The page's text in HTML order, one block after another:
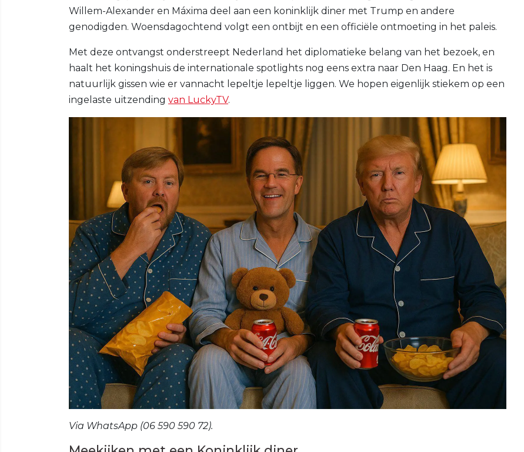
Willem-Alexander en Máxima deel aan een koninklijk diner met Trump en andere
genodigden. Woensdagochtend volgt een ontbijt en een officiële ontmoeting in het paleis.
Met deze ontvangst onderstreept Nederland het diplomatieke belang van het bezoek, en
haalt het koningshuis de internationale spotlights nog eens extra naar Den Haag. En het is
natuurlijk gissen wie er vannacht lepeltje lepeltje liggen. We hopen eigenlijk stiekem op een
ingelaste uitzending van LuckyTV.
Via WhatsApp (06 590 590 72).